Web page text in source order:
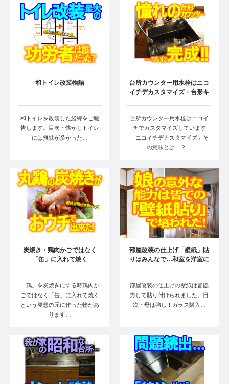
和トイレ改装物語
和トイレを改装した経緯をご報
告します。目次・懐かしトイレ
には無駄が多かった…
台所カウンター用水栓はニコ
イチデカスタマイズ・台形キ
台所カウンター用水栓はニコイ
チでカスタマイズしています
「ニコイチデカスタマイズ」そ
の意味とは…？…
炭焼き・鶏肉かごではなく
「缶」に入れて焼く
「鶏」を炭焼きにする時鶏肉か
ごではなく「缶」に入れて焼く
という発想の元に作った物があ
ります…
部屋改装の仕上げ「壁紙」貼
りはみんなで…和室を洋室に
部屋改装の仕上げの壁紙は皆協
力して貼り付けられました。目
次・母は強し！ガラス購入…